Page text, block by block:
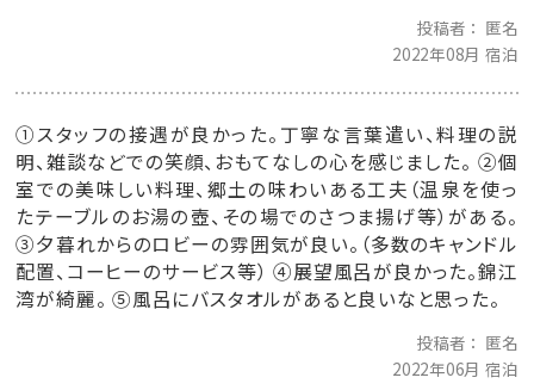
投稿者
匿名
2022年08月 宿泊
①スタッフの接遇が良かった。丁寧な言葉遣い、料理の説
明、雑談などでの笑顔、おもてなしの心を感じました。 ②個
室での美味しい料理、郷土の味わいある工夫（温泉を使っ
たテーブルのお湯の壺、その場でのさつま揚げ等）がある。
③夕暮れからのロビーの雰囲気が良い。（多数のキャンドル
配置、コーヒーのサービス等） ④展望風呂が良かった。錦江
湾が綺麗。 ⑤風呂にバスタオルがあると良いなと思った。
投稿者
匿名
2022年06月 宿泊